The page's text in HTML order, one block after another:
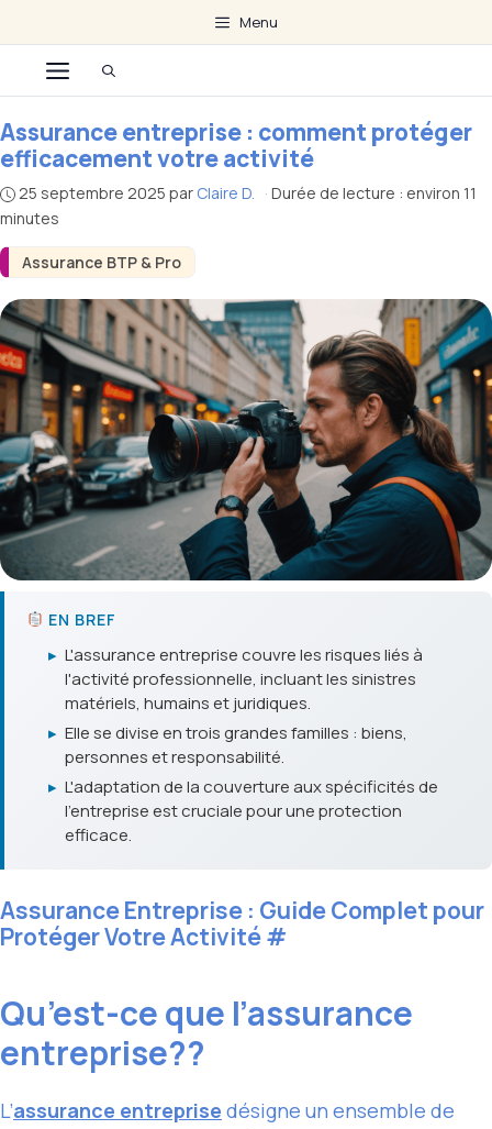
au
contenu
Menu
Menu
Assurance BTP & Pro
Assurance entreprise : comment protéger
efficacement votre activité
25 septembre 2025 par Claire D. · Durée de lecture : environ 11
minutes
EN BREF
▸ L'assurance entreprise couvre les risques liés à
l'activité professionnelle, incluant les sinistres
matériels, humains et juridiques.
▸ Elle se divise en trois grandes familles : biens,
personnes et responsabilité.
▸ L'adaptation de la couverture aux spécificités de
l'entreprise est cruciale pour une protection
efficace.
Assurance Entreprise : Guide Complet pour
Protéger Votre Activité#
Qu’est-ce que l’assurance
entreprise??
L’assurance entreprise désigne un ensemble de